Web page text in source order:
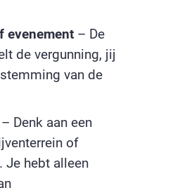
evenement – De
de vergunning, jij
van de
– Denk aan een
of
Je hebt alleen